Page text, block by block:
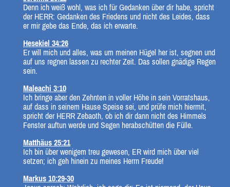
Denn ich weiß wohl, was ich für Gedanken über dir habe, spricht
der HERR: Gedanken des Friedens und nicht des Leides, dass
er mir gebe das Ende, das ich erwarte.
Hesekiel 34:26
Er will mich und alles, was um meinen Hügel her ist, segnen und
auf uns regnen lassen zu rechter Zeit. Das sollen gnädige Regen
sein.
Maleachi 3:10
Ich bringe aber den Zehnten in voller Höhe in sein Vorratshaus,
auf dass in seinem Hause Speise sei, und prüfe mich hiermit,
spricht der HERR Zebaoth, ob ich dir dann nicht des Himmels
Fenster auftun werde und Segen herabschütten die Fülle.
Matthäus 25:21
Ich bin über wenigem treu gewesen, ER wird mich über viel
setzen; ich geh hinein zu meines Herrn Freude!
Markus 10:29-30